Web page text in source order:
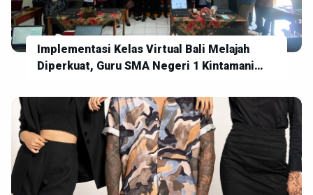
Implementasi Kelas Virtual Bali Melajah
Diperkuat, Guru SMA Negeri 1 Kintamani
Inovatif